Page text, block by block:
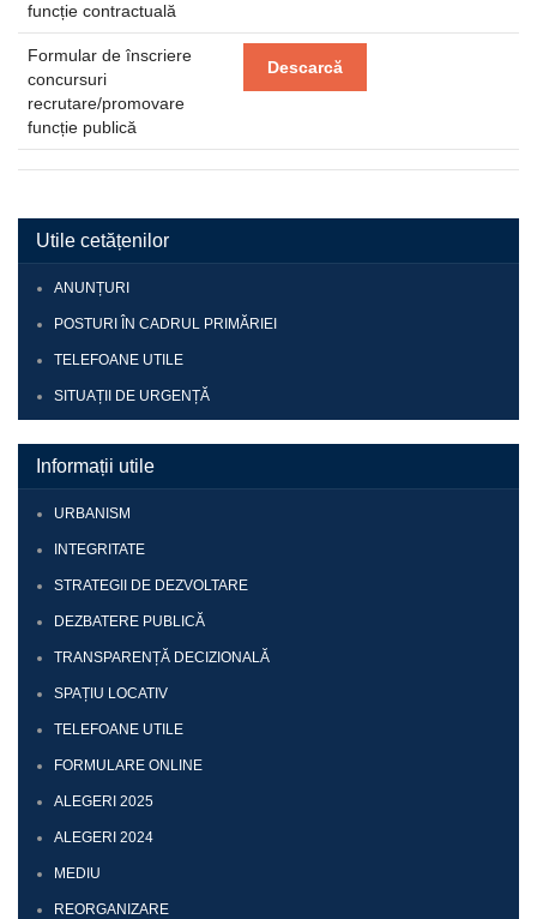
funcție contractuală
Formular de înscriere
concursuri
recrutare/promovare
funcție publică
Descarcă
Utile cetățenilor
ANUNȚURI
POSTURI ÎN CADRUL PRIMĂRIEI
TELEFOANE UTILE
SITUAȚII DE URGENȚĂ
Informații utile
URBANISM
INTEGRITATE
STRATEGII DE DEZVOLTARE
DEZBATERE PUBLICĂ
TRANSPARENȚĂ DECIZIONALĂ
SPAȚIU LOCATIV
TELEFOANE UTILE
FORMULARE ONLINE
ALEGERI 2025
ALEGERI 2024
MEDIU
REORGANIZARE